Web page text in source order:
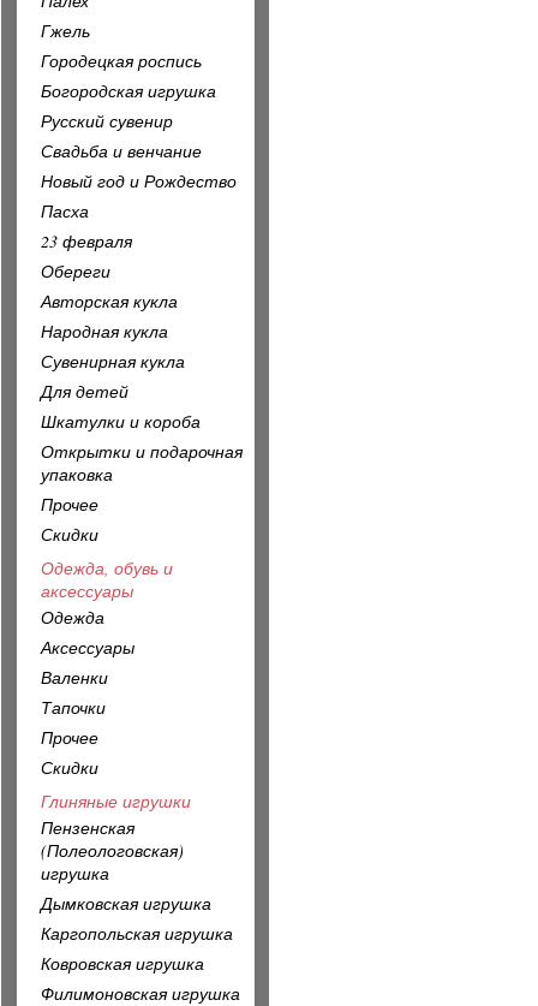
Гжель
Городецкая роспись
Богородская игрушка
Русский сувенир
Свадьба и венчание
Новый год и Рождество
Пасха
23 февраля
Обереги
Авторская кукла
Народная кукла
Сувенирная кукла
Для детей
Шкатулки и короба
Открытки и подарочная
упаковка
Прочее
Скидки
Одежда, обувь и
аксессуары
Одежда
Аксессуары
Валенки
Тапочки
Прочее
Скидки
Глиняные игрушки
Пензенская
(Полеологовская)
игрушка
Дымковская игрушка
Каргопольская игрушка
Ковровская игрушка
Филимоновская игрушка